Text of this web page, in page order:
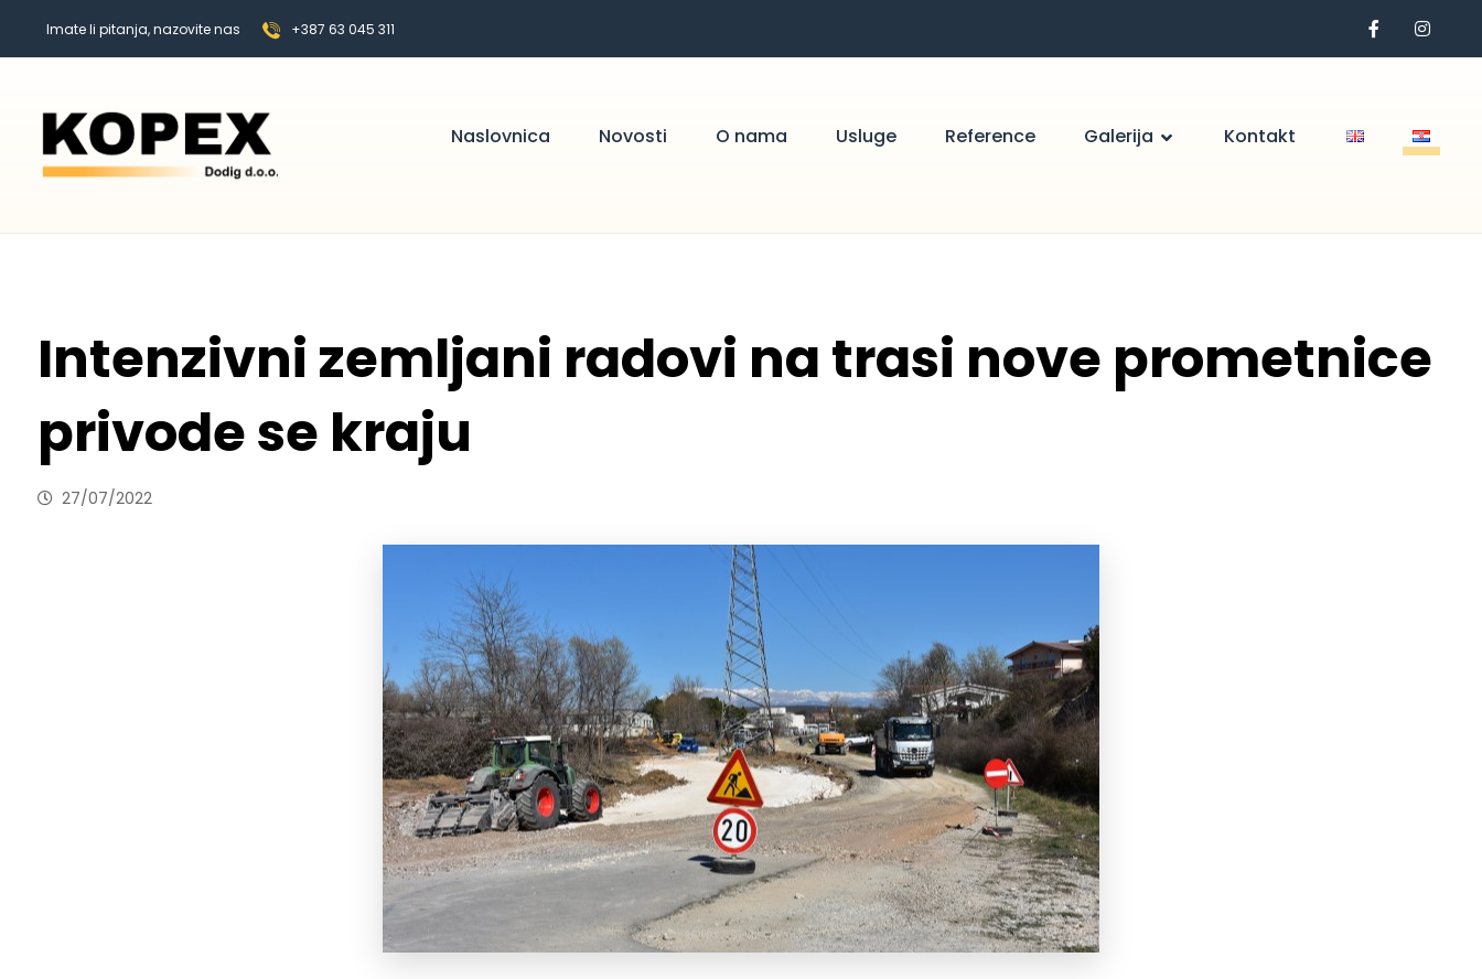
Imate li pitanja, nazovite nas +387 63 045 311
Naslovnica Novosti O nama Usluge Reference Galerija Kontakt
Intenzivni zemljani radovi na trasi nove prometnice
privode se kraju
27/07/2022